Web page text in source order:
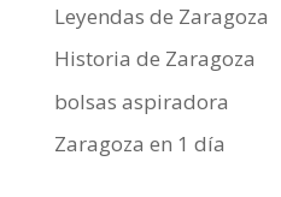
Leyendas de Zaragoza
Historia de Zaragoza
bolsas aspiradora
Zaragoza en 1 día